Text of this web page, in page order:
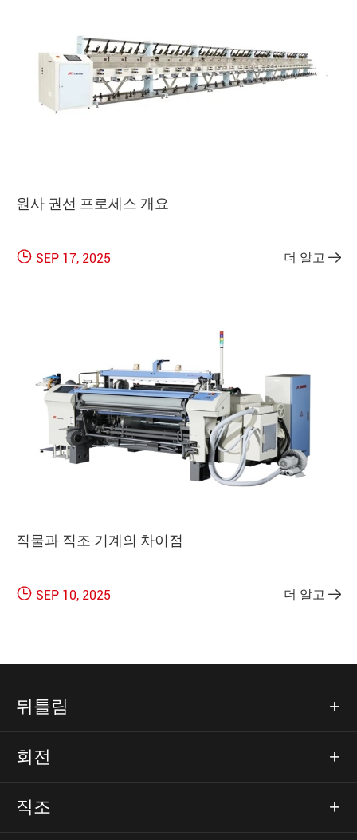
원사 권선 프로세스 개요
 SEP 17, 2025 더 알고 
직물과 직조 기계의 차이점
 SEP 10, 2025 더 알고 
뒤틀림 
회전 
직조 